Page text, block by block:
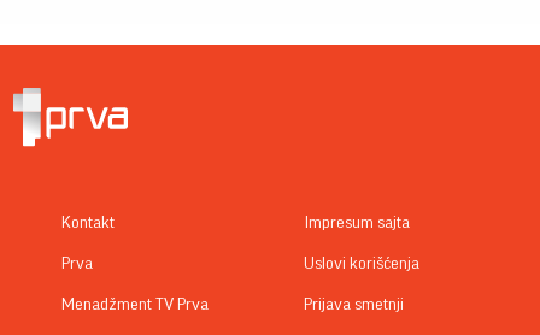
Kontakt
Prva
Menadžment TV Prva
Impresum sajta
Uslovi korišćenja
Prijava smetnji